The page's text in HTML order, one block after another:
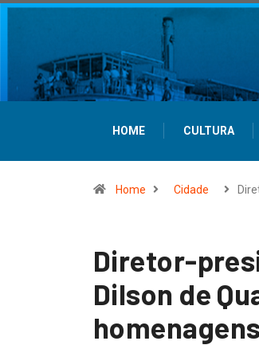
HOME CULTURA
Home Cidade
Diretor-
Dilson de